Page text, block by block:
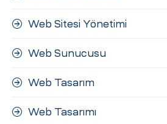
Web Sitesi Yönetimi
Web Sunucusu
Web Tasarım
Web Tasarımı